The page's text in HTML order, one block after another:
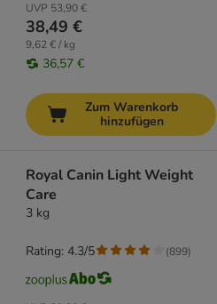
UVP 53,90 €
38,49 €
9,62 € / kg
36,57 €
Zum Warenkorb
hinzufügen
Royal Canin Light Weight
Care
3 kg
Rating: 4.3/5 (899)